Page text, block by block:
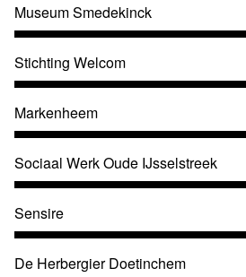
Museum Smedekinck
Stichting Welcom
Markenheem
Sociaal Werk Oude IJsselstreek
Sensire
De Herbergier Doetinchem